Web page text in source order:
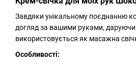
Завдяки унікальному поєднанню
догляд за вашими руками, даруючи
використовується як масажна
Особливості: